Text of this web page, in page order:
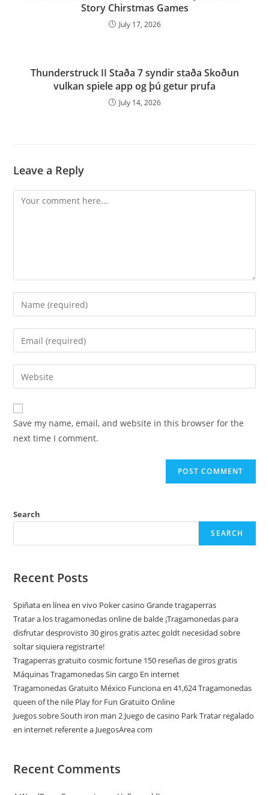
Story Chirstmas Games
July 17, 2026
Thunderstruck II Staða 7 syndir staða Skoðun
vulkan spiele app og þú getur prufa
July 14, 2026
Leave a Reply
Save my name, email, and website in this browser for the
next time I comment.
Search
SEARCH
Recent Posts
Spiñata en línea en vivo Poker casino Grande tragaperras
Tratar a los tragamonedas online de balde ¡Tragamonedas para
disfrutar desprovisto 30 giros gratis aztec goldt necesidad sobre
soltar siquiera registrarte!
Tragaperras gratuito cosmic fortune 150 reseñas de giros gratis
Máquinas Tragamonedas Sin cargo En internet
Tragamonedas Gratuito México Funciona en 41,624 Tragamonedas
queen of the nile Play for Fun Gratuito Online
Juegos sobre South iron man 2 Juego de casino Park Tratar regalado
en internet referente a JuegosArea com
Recent Comments